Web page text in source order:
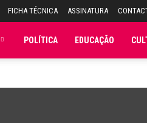
FICHA TÉCNICA ASSINATURA
POLÍTICA EDUCAÇÃO